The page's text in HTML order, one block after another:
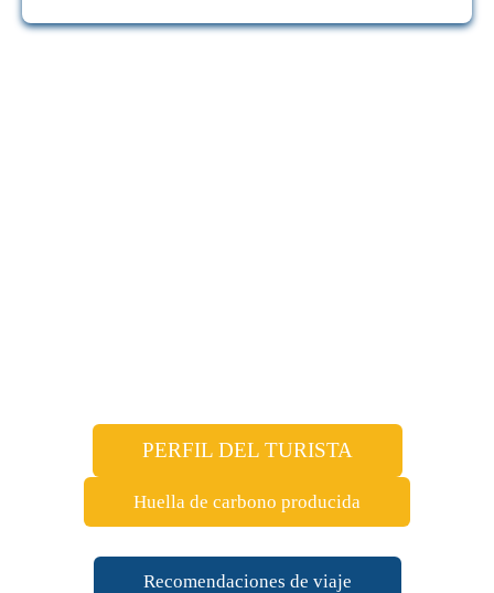
PERFIL DEL TURISTA
Huella de carbono producida
Recomendaciones de viaje